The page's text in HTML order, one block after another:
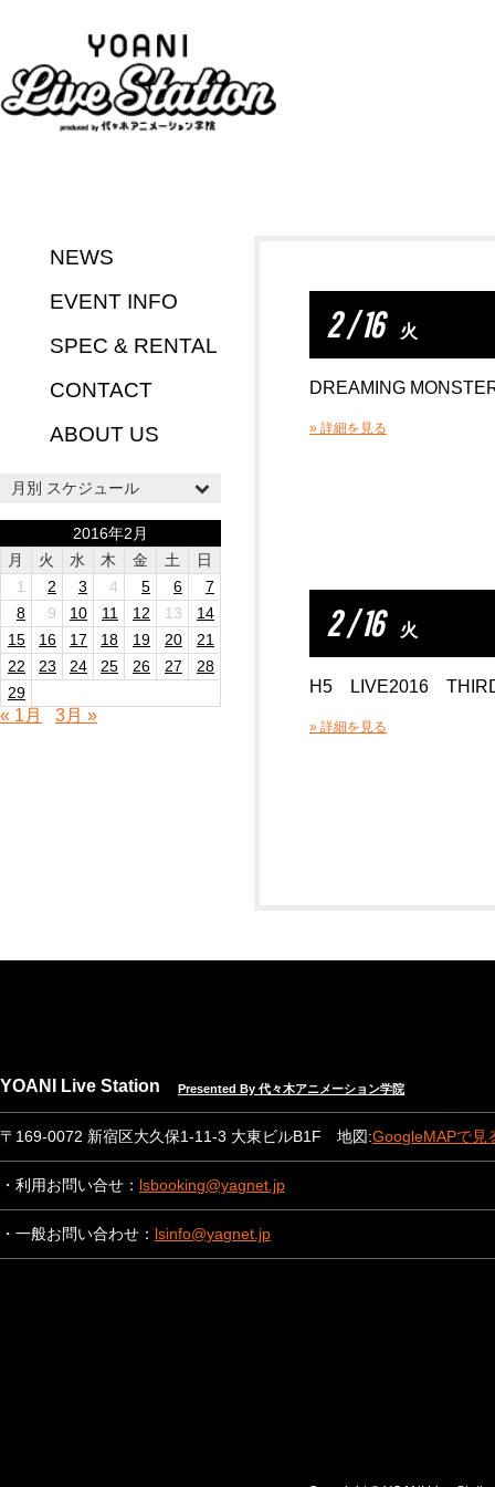
NEWS
EVENT INFO
SPEC & RENTAL
CONTACT
ABOUT US
月別 スケジュール
2016年2月
月
火 水 木 金 土
日
1
2 3 4 5 6
7
8
9 10 11 12 13
14
15
16 17 18 19 20
21
22
23 24 25 26 27
28
29
« 1月 3月 »
2 / 16 火
DREAMING
» 詳細を見る
2 / 16 火
H5 LIVE2016
» 詳細を見る
YOANI Live Station Presented By 代々木アニメーション学院
〒169-0072 新宿区大久保1-11-3 大東ビルB1F 地図:GoogleMAPで見
・利用お問い合せ： lsbooking@yagnet.jp
・一般お問い合わせ： lsinfo@yagnet.jp